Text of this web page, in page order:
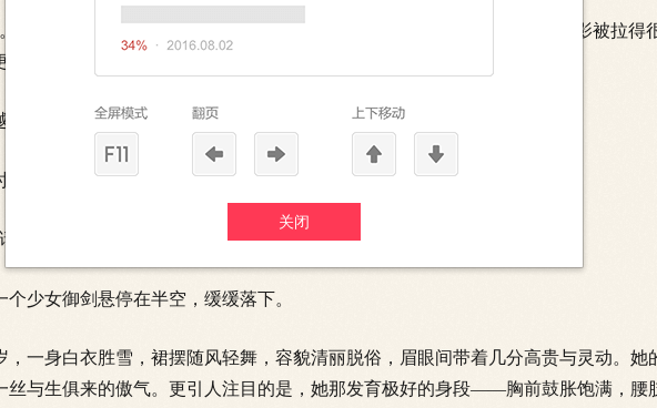
出最后一个招收点，张凌站在山道上，长叹一声。夕阳西下，他的身影被拉得
立体，仿佛一尊行走的天神雕像。
么能轻易放弃？大不了先在凡间积累资源，再想办法。
身后传来一道清脆悦耳的女声：
步！”
女御剑悬停在半空，缓缓落下。
身白衣胜雪，裙摆随风轻舞，容貌清丽脱俗，眉眼间带着几分高贵与灵动。她
丝与生俱来的傲气。更引人注目的是，她那发育极好的身段——胸前鼓胀饱满，腰
关闭